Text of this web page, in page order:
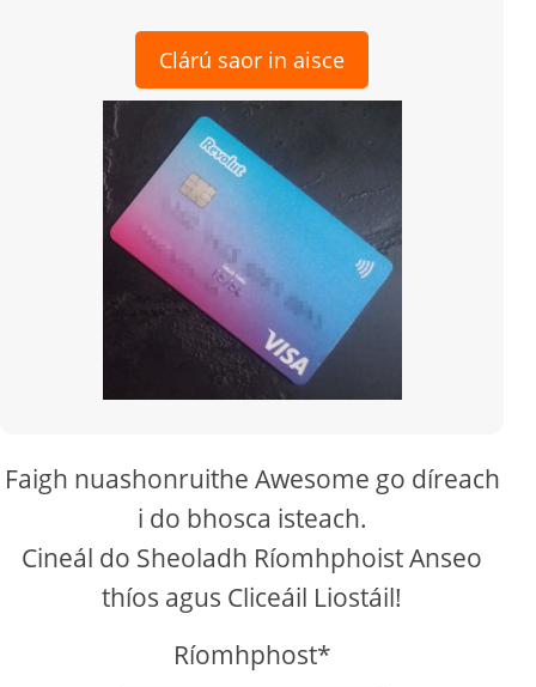
Clárú saor in aisce
Faigh nuashonruithe Awesome go díreach
i do bhosca isteach.
Cineál do Sheoladh Ríomhphoist Anseo
thíos agus Cliceáil Liostáil!
Ríomhphost*